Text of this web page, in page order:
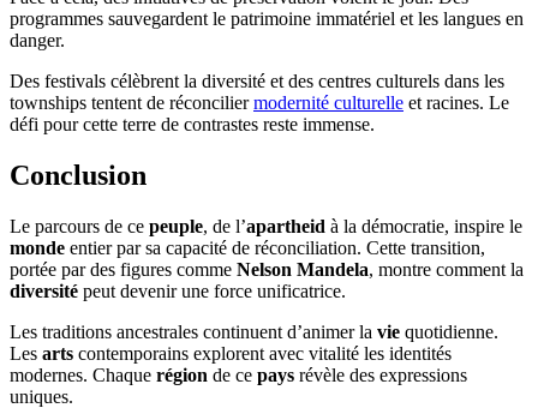
programmes sauvegardent le patrimoine immatériel et les langues en
danger.
Des festivals célèbrent la diversité et des centres culturels dans les
townships tentent de réconciliermodernité culturelle et racines. Le
défi pour cette terre de contrastes reste immense.
Conclusion
Le parcours de ce peuple, de l’apartheid à la démocratie, inspire le
monde entier par sa capacité de réconciliation. Cette transition,
portée par des figures comme Nelson Mandela, montre comment la
diversité peut devenir une force unificatrice.
Les traditions ancestrales continuent d’animer la vie quotidienne.
Les arts contemporains explorent avec vitalité les identités
modernes. Chaque région de ce pays révèle des expressions
uniques.